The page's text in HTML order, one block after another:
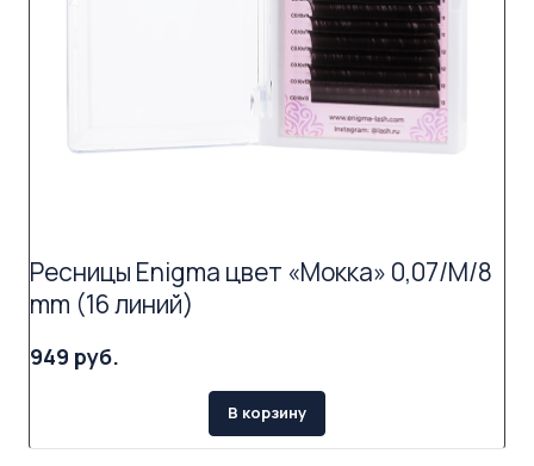
Ресницы Enigma цвет «Мокка» 0,07/M/8
mm (16 линий)
949 руб.
В корзину